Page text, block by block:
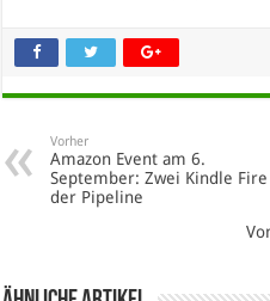
Vorher
Amazon Event am 6.
September: Zwei Kindle
der Pipeline